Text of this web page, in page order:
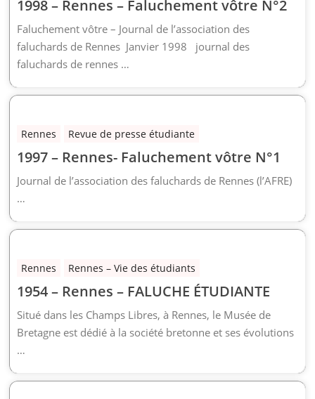
1998 – Rennes – Faluchement vôtre N°2
Faluchement vôtre – Journal de l’association des
faluchards de Rennes Janvier 1998 journal des
faluchards de rennes …
Rennes Revue de presse étudiante
1997 – Rennes- Faluchement vôtre N°1
Journal de l’association des faluchards de Rennes (l’AFRE)
…
Rennes Rennes – Vie des étudiants
1954 – Rennes – FALUCHE ÉTUDIANTE
Situé dans les Champs Libres, à Rennes, le Musée de
Bretagne est dédié à la société bretonne et ses évolutions
…